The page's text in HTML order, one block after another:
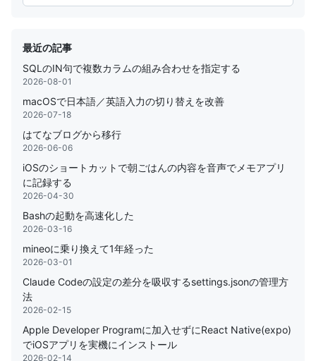
最近の記事
SQLのIN句で複数カラムの組み合わせを指定する
2026-08-01
macOSで日本語／英語入力の切り替えを改善
2026-07-18
はてなブログから移行
2026-06-06
iOSのショートカットで朝ごはんの内容を音声でメモアプリ
に記録する
2026-04-30
Bashの起動を高速化した
2026-03-16
mineoに乗り換えて1年経った
2026-03-01
Claude Codeの設定の差分を吸収するsettings.jsonの管理方
法
2026-02-15
Apple Developer Programに加入せずにReact Native(expo)
でiOSアプリを実機にインストール
2026-02-14